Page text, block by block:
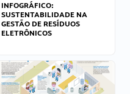
INFOGRÁFICO:
SUSTENTABILIDADE NA
GESTÃO DE RESÍDUOS
ELETRÔNICOS